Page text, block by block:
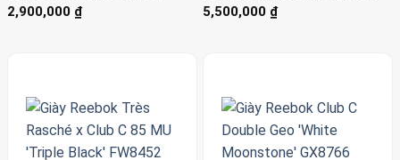
2,900,000 ₫
5,500,000 ₫